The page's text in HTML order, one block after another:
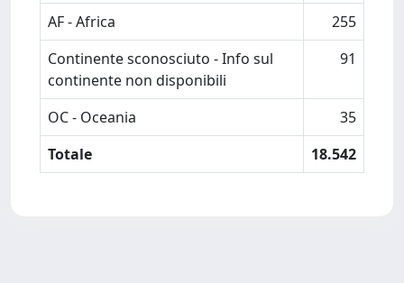
AF - Africa
255
Continente sconosciuto - Info sul
continente non disponibili
91
OC - Oceania
35
Totale
18.542